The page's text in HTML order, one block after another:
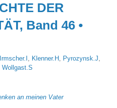
DER
Band 46 •
Irmscher.I , Klenner.H , Pyrozynsk.J,
Wollgast.S
an meinen Vater